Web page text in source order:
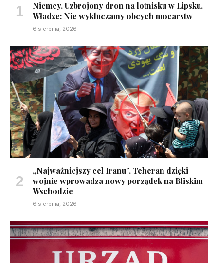
Niemcy. Uzbrojony dron na lotnisku w Lipsku.
Władze: Nie wykluczamy obcych mocarstw
6 sierpnia, 2026
„Najważniejszy cel Iranu”. Teheran dzięki
wojnie wprowadza nowy porządek na Bliskim
Wschodzie
6 sierpnia, 2026